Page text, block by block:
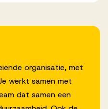
organisatie, met
werkt samen met
dat samen een